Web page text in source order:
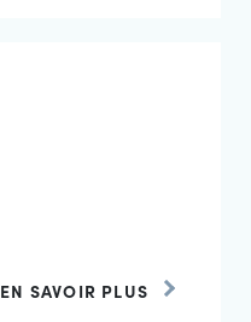
EN SAVOIR PLUS